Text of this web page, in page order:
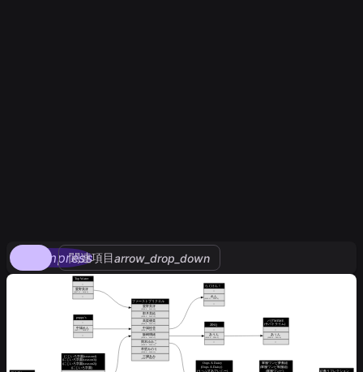
compress
関連項目arrow_drop_down